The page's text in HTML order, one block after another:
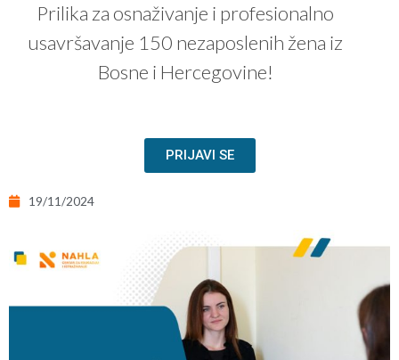
Prilika za osnaživanje i profesionalno
usavršavanje 150 nezaposlenih žena iz
Bosne i Hercegovine!
PRIJAVI SE
19/11/2024